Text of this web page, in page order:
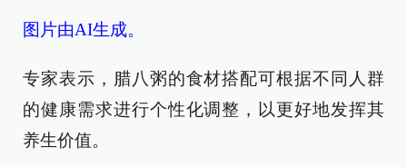
图片由AI生成。
专家表示，腊八粥的食材搭配可根据不同人群
的健康需求进行个性化调整，以更好地发挥其
养生价值。